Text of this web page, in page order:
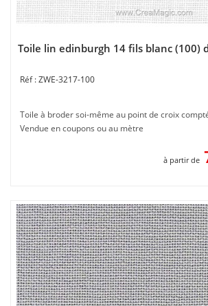
Toile lin edinburgh 14 fils blanc (100)
ZWE-3217-100
Toile à broder soi-même au point de croix
Vendue en coupons ou au mètre
à partir de